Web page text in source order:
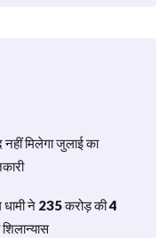
मिलेगा जुलाई का
धामी ने 235 करोड़ की 4